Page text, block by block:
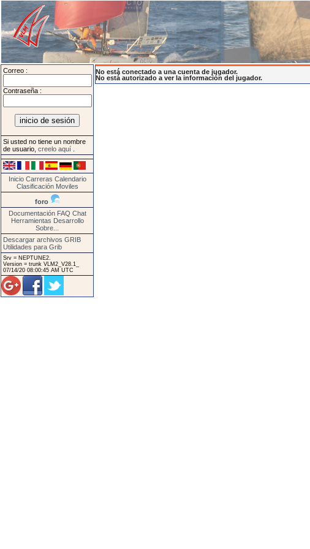
Correo :
Contraseña :
Si usted no tiene un nombre
de usuario, creelo aquí
Inicio Carreras Calendario
Clasificación Moviles
foro
Documentación FAQ Chat
Herramientas Desarrollo
Sobre...
Descargar archivos GRIB
Utilidades para Grib
Srv = NEPTUNE2.
Version = trunk VLM2_V28.1_
07/14/20 08:00:45 AM UTC
No está conectado a una cuenta de jugador.
No está autorizado a ver la información del jugador.